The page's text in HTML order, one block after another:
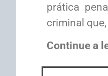
prática
criminal
Continue a